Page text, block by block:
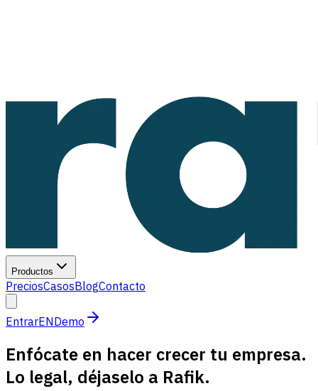
Productos
PreciosCasosBlogContacto
EntrarENDemo
Enfócate en hacer crecer tu empresa.
Lo legal, déjaselo a Rafik.